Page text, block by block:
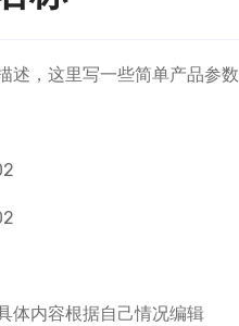
述，这里写一些简单产品参数
体内容根据自己情况编辑